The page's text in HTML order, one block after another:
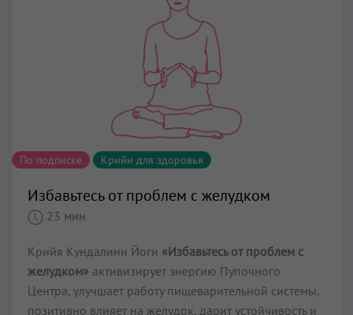
По подписке Крийи для здоровья
Избавьтесь от проблем с желудком
23 мин
Крийя Кундалини Йоги «Избавьтесь от проблем с
желудком» активизирует энергию Пупочного
Центра, улучшает работу пищеварительной системы,
позитивно влияет на желудок, дарит устойчивость и